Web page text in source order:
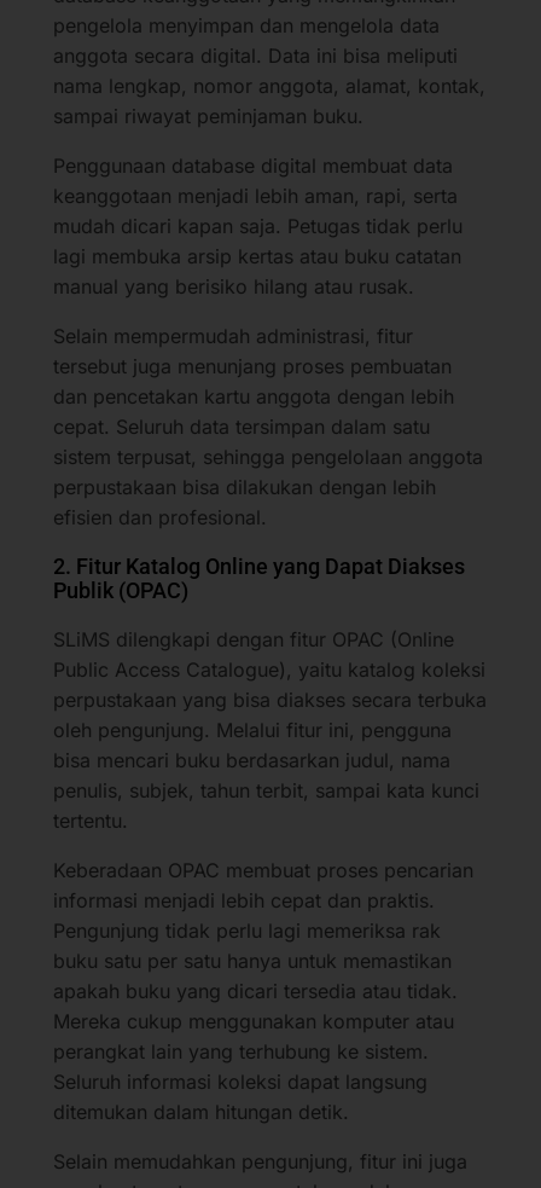
pengelola menyimpan dan mengelola data
anggota secara digital. Data ini bisa meliputi
nama lengkap, nomor anggota, alamat, kontak,
sampai riwayat peminjaman buku.
Penggunaan database digital membuat data
keanggotaan menjadi lebih aman, rapi, serta
mudah dicari kapan saja. Petugas tidak perlu
lagi membuka arsip kertas atau buku catatan
manual yang berisiko hilang atau rusak.
Selain mempermudah administrasi, fitur
tersebut juga menunjang proses pembuatan
dan pencetakan kartu anggota dengan lebih
cepat. Seluruh data tersimpan dalam satu
sistem terpusat, sehingga pengelolaan anggota
perpustakaan bisa dilakukan dengan lebih
efisien dan profesional.
2. Fitur Katalog Online yang Dapat Diakses
Publik (OPAC)
SLiMS dilengkapi dengan fitur OPAC (Online
Public Access Catalogue), yaitu katalog koleksi
perpustakaan yang bisa diakses secara terbuka
oleh pengunjung. Melalui fitur ini, pengguna
bisa mencari buku berdasarkan judul, nama
penulis, subjek, tahun terbit, sampai kata kunci
tertentu.
Keberadaan OPAC membuat proses pencarian
informasi menjadi lebih cepat dan praktis.
Pengunjung tidak perlu lagi memeriksa rak
buku satu per satu hanya untuk memastikan
apakah buku yang dicari tersedia atau tidak.
Mereka cukup menggunakan komputer atau
perangkat lain yang terhubung ke sistem.
Seluruh informasi koleksi dapat langsung
ditemukan dalam hitungan detik.
Selain memudahkan pengunjung, fitur ini juga